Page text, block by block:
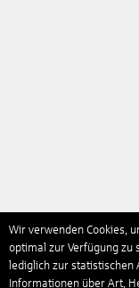
Wir verwenden Cookies,
optimal zur Verfügung zu
lediglich zur
Informationen über Art,